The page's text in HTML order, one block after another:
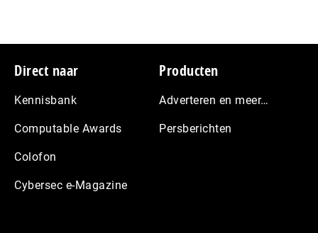
Footer
Direct naar
Kennisbank
Computable Awards
Colofon
Cybersec e-Magazine
Producten
Adverteren en meer…
Persberichten